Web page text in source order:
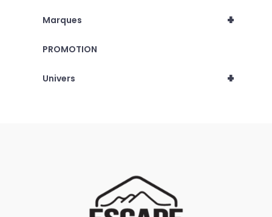
+
Marques
PROMOTION
+
Univers